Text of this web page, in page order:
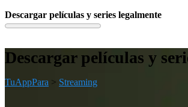
Descargar películas y series legalmente
Descargar películas y
TuAppPara > Streaming